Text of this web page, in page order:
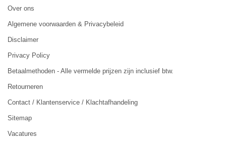
Over ons
Algemene voorwaarden & Privacybeleid
Disclaimer
Privacy Policy
Betaalmethoden - Alle vermelde prijzen zijn inclusief btw.
Retourneren
Contact / Klantenservice / Klachtafhandeling
Sitemap
Vacatures